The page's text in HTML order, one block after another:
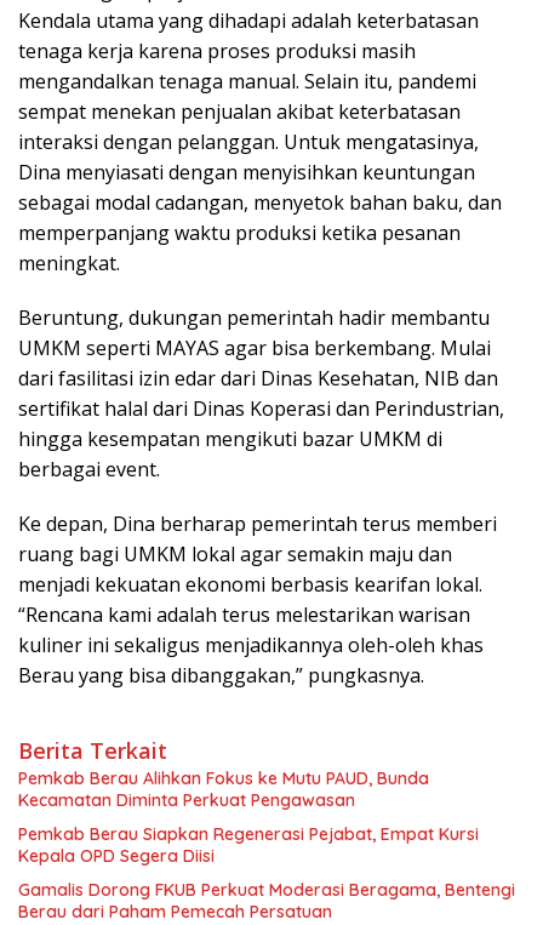
Kendala utama yang dihadapi adalah keterbatasan
tenaga kerja karena proses produksi masih
mengandalkan tenaga manual. Selain itu, pandemi
sempat menekan penjualan akibat keterbatasan
interaksi dengan pelanggan. Untuk mengatasinya,
Dina menyiasati dengan menyisihkan keuntungan
sebagai modal cadangan, menyetok bahan baku, dan
memperpanjang waktu produksi ketika pesanan
meningkat.
Beruntung, dukungan pemerintah hadir membantu
UMKM seperti MAYAS agar bisa berkembang. Mulai
dari fasilitasi izin edar dari Dinas Kesehatan, NIB dan
sertifikat halal dari Dinas Koperasi dan Perindustrian,
hingga kesempatan mengikuti bazar UMKM di
berbagai event.
Ke depan, Dina berharap pemerintah terus memberi
ruang bagi UMKM lokal agar semakin maju dan
menjadi kekuatan ekonomi berbasis kearifan lokal.
“Rencana kami adalah terus melestarikan warisan
kuliner ini sekaligus menjadikannya oleh-oleh khas
Berau yang bisa dibanggakan,” pungkasnya.
Berita Terkait
Pemkab Berau Alihkan Fokus ke Mutu PAUD, Bunda
Kecamatan Diminta Perkuat Pengawasan
Pemkab Berau Siapkan Regenerasi Pejabat, Empat Kursi
Kepala OPD Segera Diisi
Gamalis Dorong FKUB Perkuat Moderasi Beragama, Bentengi
Berau dari Paham Pemecah Persatuan